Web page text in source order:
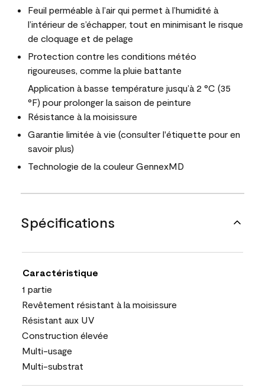
Feuil perméable à l’air qui permet à l’humidité à
l’intérieur de s’échapper, tout en minimisant le risque
de cloquage et de pelage
Protection contre les conditions météo
rigoureuses, comme la pluie battante
Application à basse température jusqu’à 2 °C (35
°F) pour prolonger la saison de peinture
Résistance à la moisissure
Garantie limitée à vie (consulter l'étiquette pour en
savoir plus)
Technologie de la couleur GennexMD
Spécifications
Caractéristique
1 partie
Revêtement résistant à la moisissure
Résistant aux UV
Construction élevée
Multi-usage
Multi-substrat